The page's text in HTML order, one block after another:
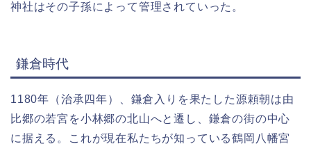
神社はその子孫によって管理されていった。
鎌倉時代
1180年（治承四年）、鎌倉入りを果たした源頼朝は由
比郷の若宮を小林郷の北山へと遷し、鎌倉の街の中心
に据える。これが現在私たちが知っている鶴岡八幡宮